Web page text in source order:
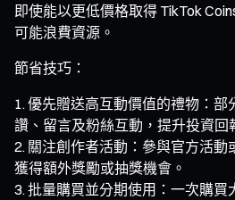
即使能以更低價格取得 TikTok
可能浪費資源。
節省技巧：
優先贈送高互動價值的禮物：部
讚、留言及粉絲互動，提升投資回
關注創作者活動：參與官方活動
獲得額外獎勵或抽獎機會。
批量購買並分期使用：一次購買